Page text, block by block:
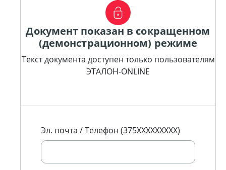
Документ показан в сокращенном
(демонстрационном) режиме
Текст документа доступен только пользователям
ЭТАЛОН-ONLINE
Эл. почта / Телефон (375XXXXXXXXX)